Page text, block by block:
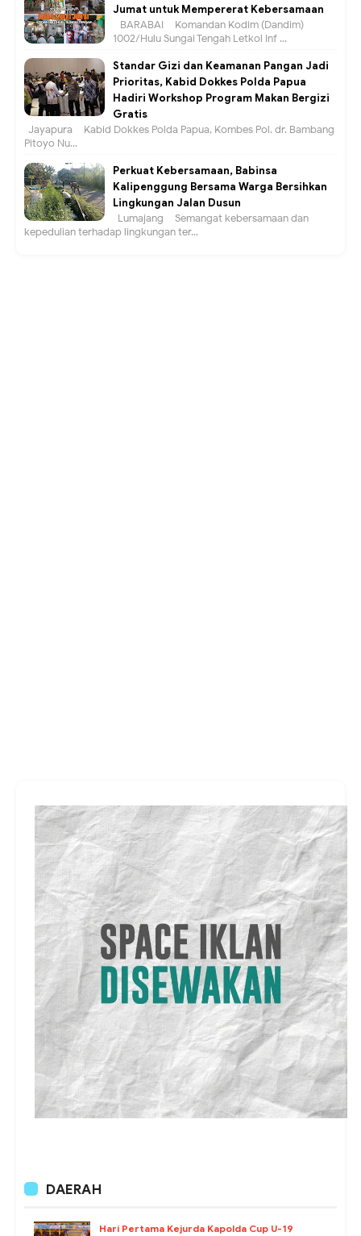
Jumat untuk Mempererat Kebersamaan
BARABAI – Komandan Kodim (Dandim)
1002/Hulu Sungai Tengah Letkol Inf ...
Standar Gizi dan Keamanan Pangan Jadi
Prioritas, Kabid Dokkes Polda Papua
Hadiri Workshop Program Makan Bergizi
Gratis
Jayapura – Kabid Dokkes Polda Papua, Kombes Pol. dr. Bambang
Pitoyo Nu...
Perkuat Kebersamaan, Babinsa
Kalipenggung Bersama Warga Bersihkan
Lingkungan Jalan Dusun
Lumajang – Semangat kebersamaan dan
kepedulian terhadap lingkungan ter...
DAERAH
Hari Pertama Kejurda Kapolda Cup U-19